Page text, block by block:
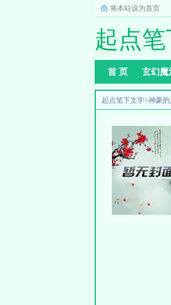
将本站设为首页
起点
首 页 玄幻魔
起点笔下文学>神豪